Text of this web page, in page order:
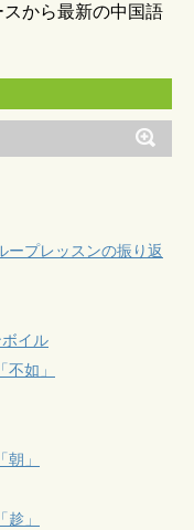
から最新の中国語
ープレッスンの振り返
イル
如」
」
」